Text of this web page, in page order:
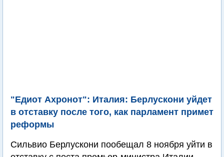
"Едиот Ахронот": Италия: Берлускони уйдет
в отставку после того, как парламент примет
реформы
Сильвио Берлускони пообещал 8 ноября уйти в